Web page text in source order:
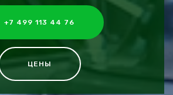
+7 499 113 44 76
ЦЕНЫ